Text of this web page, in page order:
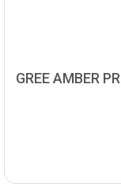
GREE AMBER